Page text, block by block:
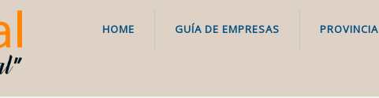
HOME GUÍA DE EMPRESAS PROVINCIA